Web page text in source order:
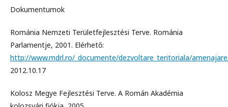
Dokumentumok
Románia Nemzeti Területfejlesztési Terve. Románia
Parlamentje, 2001. Elérhető:
http://www.mdrl.ro/_documente/dezvoltare_teritoriala/
2012.10.17
Kolosz Megye Fejlesztési Terve. A Román Akadémia